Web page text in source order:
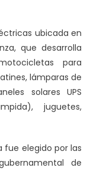
ubicada en
que desarrolla
para
lámparas de
solares UPS
juguetes,
fue elegido por las
de